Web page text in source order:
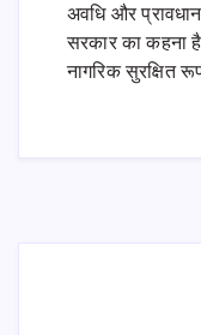
अवधि और
सरकार का कहना
नागरिक सुरक्षित